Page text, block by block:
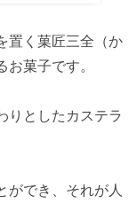
置く菓匠三全（か
菓子です。
りとしたカステラ
ができ、それが人